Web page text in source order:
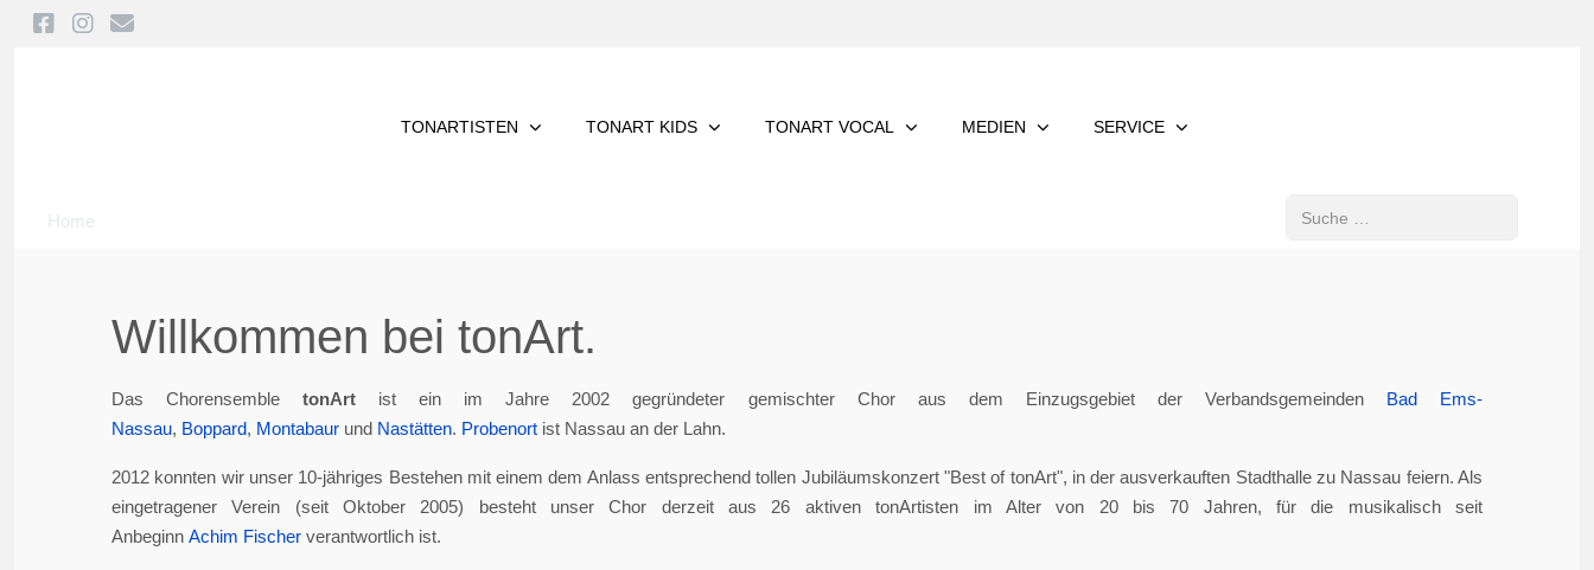
TONARTISTEN TONART KIDS TONART VOCAL MEDIEN SERVICE
Home
Suchen
Willkommen bei tonArt.
Das ChorensembletonArt ist ein im Jahre 2002 gegründeter gemischter Chor aus dem Einzugsgebiet der Verbandsgemeinden Bad Ems-
Nassau, Boppard, Montabaur und Nastätten. Probenort ist Nassau an der Lahn.
2012 konnten wir unser 10-jähriges Bestehen mit einem dem Anlass entsprechend tollen Jubiläumskonzert "Best of tonArt", in der ausverkauften Stadthalle zu Nassau feiern. Als
eingetragener Verein (seit Oktober 2005) besteht unser Chor derzeit aus 26 aktiven tonArtisten im Alter von 20 bis 70 Jahren, für die musikalisch seit
Anbeginn Achim Fischer verantwortlich ist.